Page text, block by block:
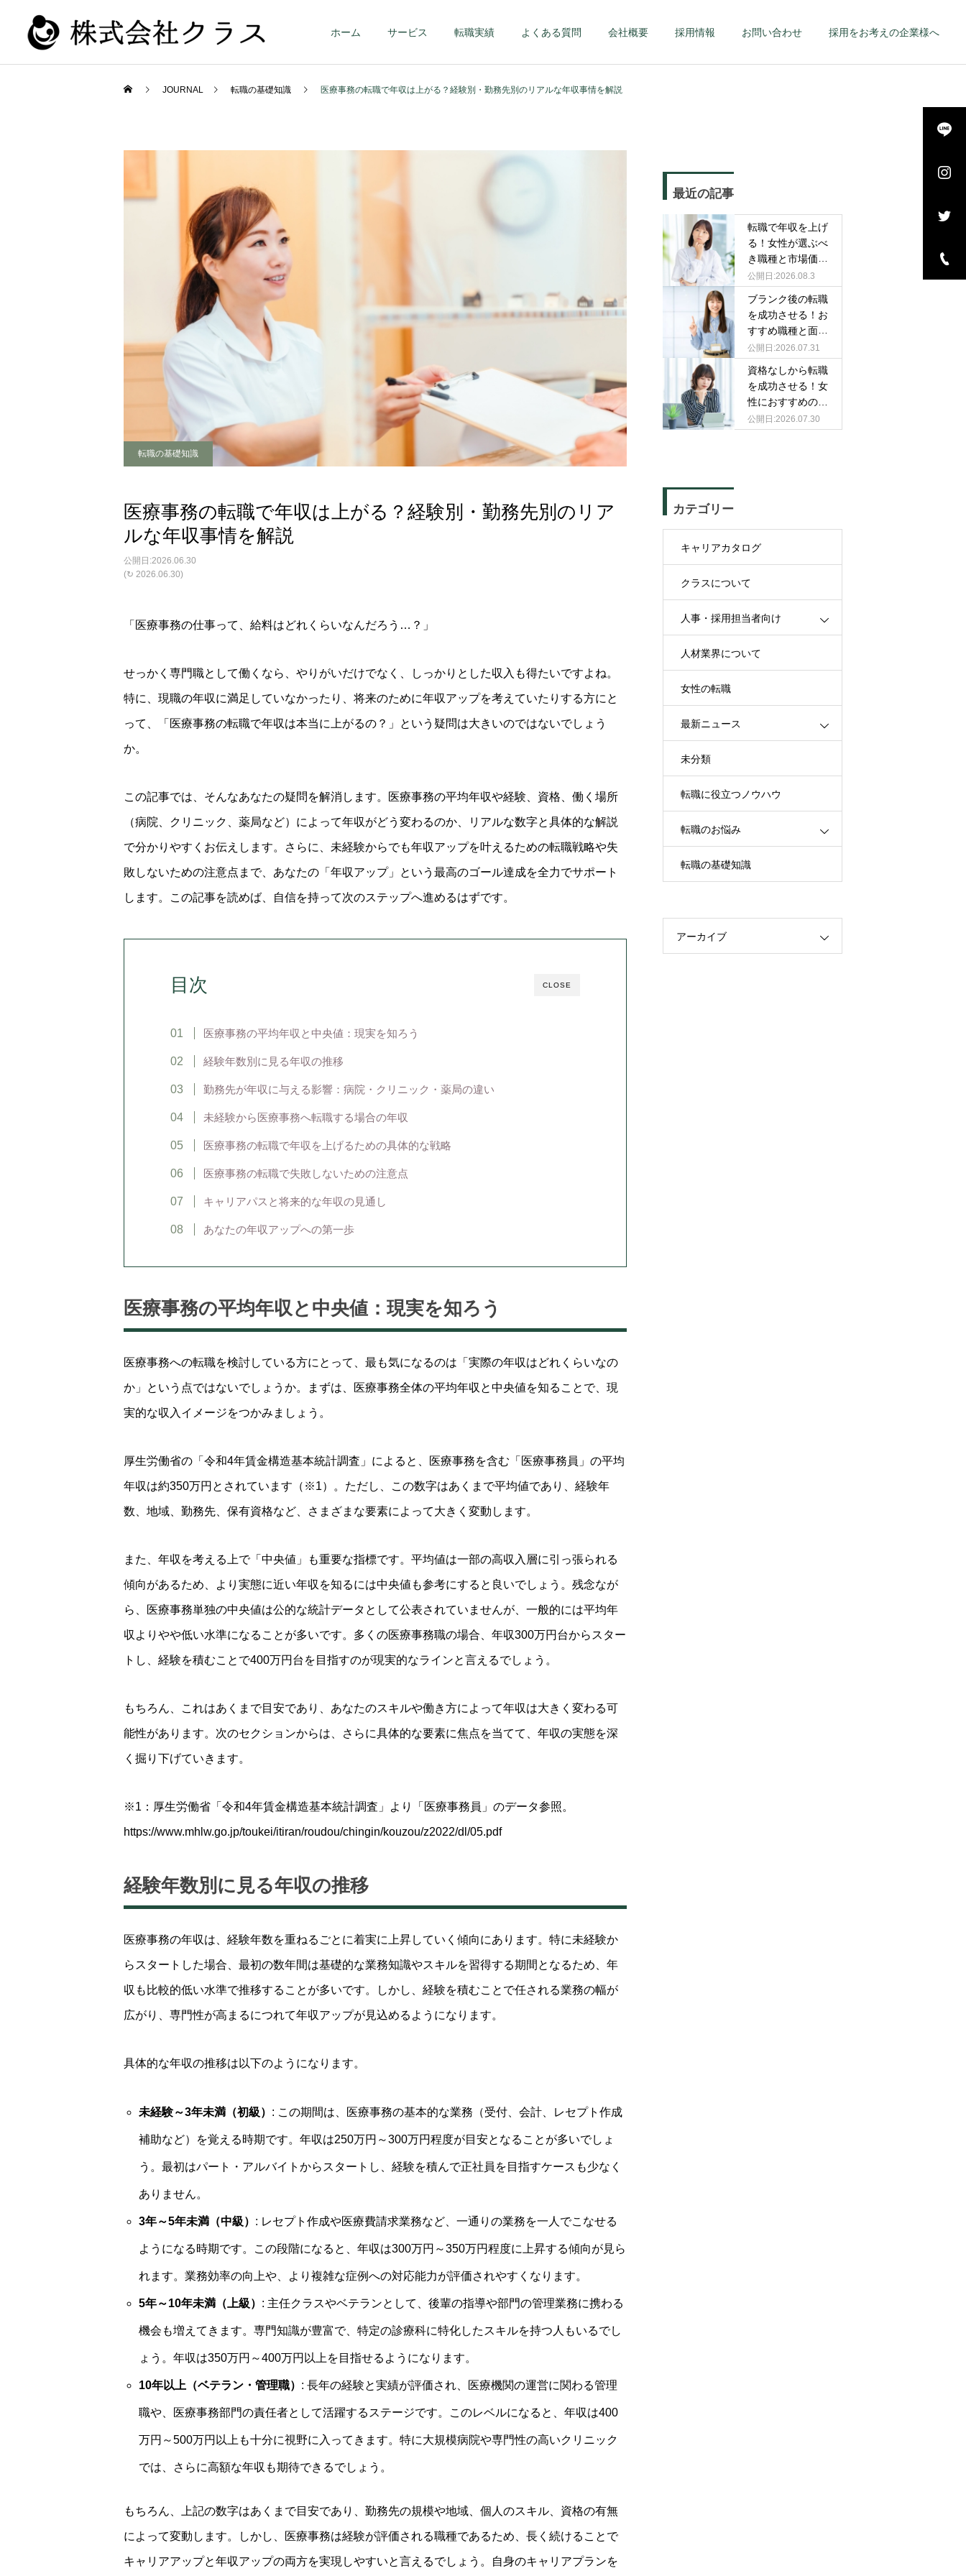
ホーム サービス 転職実績 よくある質問 会社概要 採用情報 お問い合わせ 採用をお考えの企業様へ
新卒
JOURNAL 転職の基礎知識 医療事務の転職で年収は上がる？経験別・勤務先別のリアルな年収事情を解説
転職の基礎知識
医療事務の転職で年収は上がる？経験別・勤務先別のリア
ルな年収事情を解説
2026.06.30
(↻ 2026.06.30)
「医療事務の仕事って、給料はどれくらいなんだろう…？」
せっかく専門職として働くなら、やりがいだけでなく、しっかりとした収入も得たいですよね。
特に、現職の年収に満足していなかったり、将来のために年収アップを考えていたりする方にと
って、「医療事務の転職で年収は本当に上がるの？」という疑問は大きいのではないでしょう
か。
この記事では、そんなあなたの疑問を解消します。医療事務の平均年収や経験、資格、働く場所
（病院、クリニック、薬局など）によって年収がどう変わるのか、リアルな数字と具体的な解説
で分かりやすくお伝えします。さらに、未経験からでも年収アップを叶えるための転職戦略や失
敗しないための注意点まで、あなたの「年収アップ」という最高のゴール達成を全力でサポート
します。この記事を読めば、自信を持って次のステップへ進めるはずです。
CLOSE
目次
医療事務の平均年収と中央値：現実を知ろう
経験年数別に見る年収の推移
勤務先が年収に与える影響：病院・クリニック・薬局の違い
未経験から医療事務へ転職する場合の年収
医療事務の転職で年収を上げるための具体的な戦略
医療事務の転職で失敗しないための注意点
キャリアパスと将来的な年収の見通し
あなたの年収アップへの第一歩
医療事務の平均年収と中央値：現実を知ろう
医療事務への転職を検討している方にとって、最も気になるのは「実際の年収はどれくらいなの
か」という点ではないでしょうか。まずは、医療事務全体の平均年収と中央値を知ることで、現
実的な収入イメージをつかみましょう。
厚生労働省の「令和4年賃金構造基本統計調査」によると、医療事務を含む「医療事務員」の平均
年収は約350万円とされています（※1）。ただし、この数字はあくまで平均値であり、経験年
数、地域、勤務先、保有資格など、さまざまな要素によって大きく変動します。
また、年収を考える上で「中央値」も重要な指標です。平均値は一部の高収入層に引っ張られる
傾向があるため、より実態に近い年収を知るには中央値も参考にすると良いでしょう。残念なが
ら、医療事務単独の中央値は公的な統計データとして公表されていませんが、一般的には平均年
収よりやや低い水準になることが多いです。多くの医療事務職の場合、年収300万円台からスター
トし、経験を積むことで400万円台を目指すのが現実的なラインと言えるでしょう。
もちろん、これはあくまで目安であり、あなたのスキルや働き方によって年収は大きく変わる可
能性があります。次のセクションからは、さらに具体的な要素に焦点を当てて、年収の実態を深
く掘り下げていきます。
※1：厚生労働省「令和4年賃金構造基本統計調査」より「医療事務員」のデータ参照。
https://www.mhlw.go.jp/toukei/itiran/roudou/chingin/kouzou/z2022/dl/05.pdf
経験年数別に見る年収の推移
医療事務の年収は、経験年数を重ねるごとに着実に上昇していく傾向にあります。特に未経験か
らスタートした場合、最初の数年間は基礎的な業務知識やスキルを習得する期間となるため、年
収も比較的低い水準で推移することが多いです。しかし、経験を積むことで任される業務の幅が
広がり、専門性が高まるにつれて年収アップが見込めるようになります。
具体的な年収の推移は以下のようになります。
未経験～3年未満（初級） : この期間は、医療事務の基本的な業務（受付、会計、レセプト作成
補助など）を覚える時期です。年収は250万円～300万円程度が目安となることが多いでしょ
う。最初はパート・アルバイトからスタートし、経験を積んで正社員を目指すケースも少なく
ありません。
3年～5年未満（中級） : レセプト作成や医療費請求業務など、一通りの業務を一人でこなせる
ようになる時期です。この段階になると、年収は300万円～350万円程度に上昇する傾向が見ら
れます。業務効率の向上や、より複雑な症例への対応能力が評価されやすくなります。
5年～10年未満（上級） : 主任クラスやベテランとして、後輩の指導や部門の管理業務に携わる
機会も増えてきます。専門知識が豊富で、特定の診療科に特化したスキルを持つ人もいるでし
ょう。年収は350万円～400万円以上を目指せるようになります。
10年以上（ベテラン・管理職） : 長年の経験と実績が評価され、医療機関の運営に関わる管理
職や、医療事務部門の責任者として活躍するステージです。このレベルになると、年収は400
万円～500万円以上も十分に視野に入ってきます。特に大規模病院や専門性の高いクリニック
では、さらに高額な年収も期待できるでしょう。
もちろん、上記の数字はあくまで目安であり、勤務先の規模や地域、個人のスキル、資格の有無
によって変動します。しかし、医療事務は経験が評価される職種であるため、長く続けることで
キャリアアップと年収アップの両方を実現しやすいと言えるでしょう。自身のキャリアプランを
最近の記事
転職で年収を上げ
る！女性が選ぶべ
き職種と市場価値
を高める戦略
2026.08.3
ブランク後の転職
を成功させる！お
すすめ職種と面接
での伝え方2026.07.31
資格なしから転職
を成功させる！女
性におすすめの職
種と選び方2026.07.30
カテゴリー
キャリアカタログ
クラスについて
人事・採用担当者向け
人材業界について
女性の転職
最新ニュース
未分類
転職に役立つノウハウ
転職のお悩み
転職の基礎知識
アーカイブ